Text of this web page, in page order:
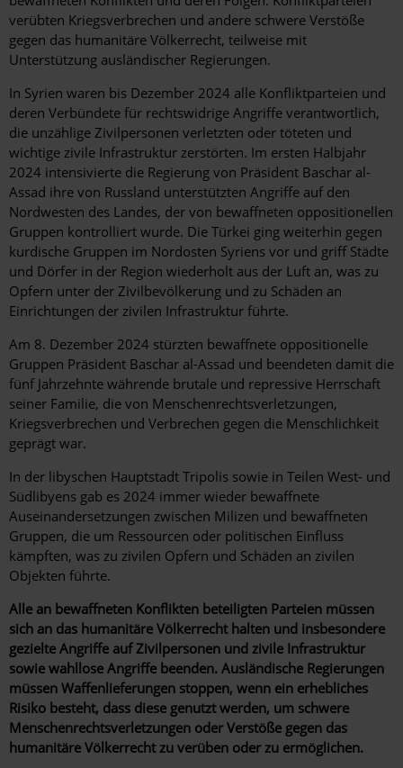
verübten Kriegsverbrechen und andere schwere Verstöße
gegen das humanitäre Völkerrecht, teilweise mit
Unterstützung ausländischer Regierungen.
In Syrien waren bis Dezember 2024 alle Konfliktparteien und
deren Verbündete für rechtswidrige Angriffe verantwortlich,
die unzählige Zivilpersonen verletzten oder töteten und
wichtige zivile Infrastruktur zerstörten. Im ersten Halbjahr
2024 intensivierte die Regierung von Präsident Baschar al-
Assad ihre von Russland unterstützten Angriffe auf den
Nordwesten des Landes, der von bewaffneten oppositionellen
Gruppen kontrolliert wurde. Die Türkei ging weiterhin gegen
kurdische Gruppen im Nordosten Syriens vor und griff Städte
und Dörfer in der Region wiederholt aus der Luft an, was zu
Opfern unter der Zivilbevölkerung und zu Schäden an
Einrichtungen der zivilen Infrastruktur führte.
Am 8. Dezember 2024 stürzten bewaffnete oppositionelle
Gruppen Präsident Baschar al-Assad und beendeten damit die
fünf Jahrzehnte währende brutale und repressive Herrschaft
seiner Familie, die von Menschenrechtsverletzungen,
Kriegsverbrechen und Verbrechen gegen die Menschlichkeit
geprägt war.
In der libyschen Hauptstadt Tripolis sowie in Teilen West- und
Südlibyens gab es 2024 immer wieder bewaffnete
Auseinandersetzungen zwischen Milizen und bewaffneten
Gruppen, die um Ressourcen oder politischen Einfluss
kämpften, was zu zivilen Opfern und Schäden an zivilen
Objekten führte.
Alle an bewaffneten Konflikten beteiligten Parteien müssen
sich an das humanitäre Völkerrecht halten und insbesondere
gezielte Angriffe auf Zivilpersonen und zivile Infrastruktur
sowie wahllose Angriffe beenden. Ausländische Regierungen
müssen Waffenlieferungen stoppen, wenn ein erhebliches
Risiko besteht, dass diese genutzt werden, um schwere
Menschenrechtsverletzungen oder Verstöße gegen das
humanitäre Völkerrecht zu verüben oder zu ermöglichen.